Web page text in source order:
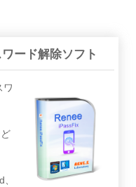
ード解除ソフト
ワ